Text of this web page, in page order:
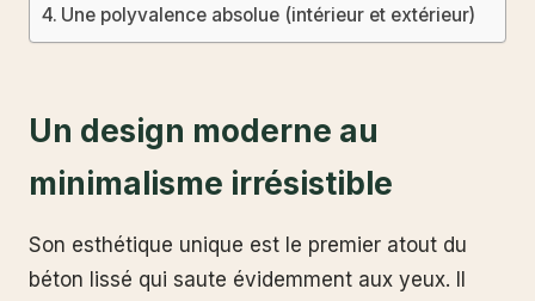
Une polyvalence absolue (intérieur et extérieur)
Un design moderne au
minimalisme irrésistible
Son esthétique unique est le premier atout du
béton lissé qui saute évidemment aux yeux. Il